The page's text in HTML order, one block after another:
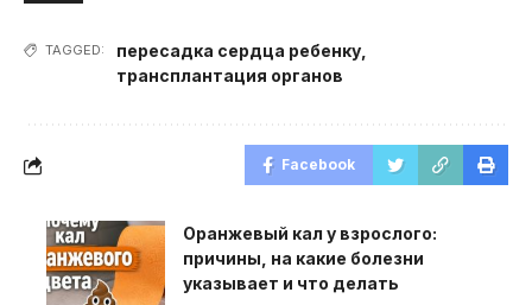
TAGGED: пересадка сердца ребенку
трансплантация органов
Facebook
Оранжевый кал у взрослого:
причины, на какие болезни
указывает и что делать